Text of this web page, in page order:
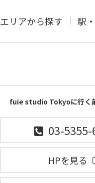
エリアから探す 駅
fuie studio Tokyoに行く
03-5355-
HPを見る